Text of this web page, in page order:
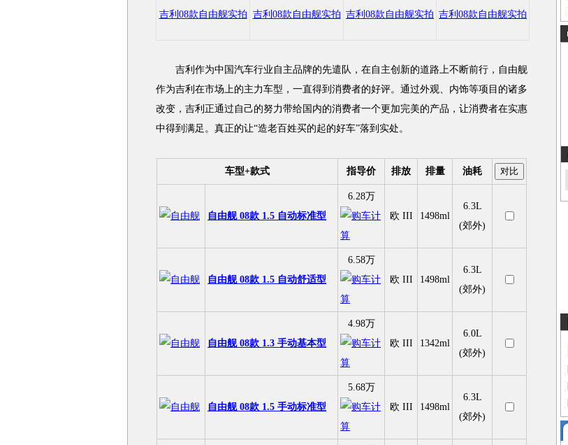
吉利08款自由舰实拍 吉利08款自由舰实拍 吉利08款自由舰实拍 吉利08款自由舰实拍
吉利作为中国汽车行业自主品牌的先遣队，在自主创新的道路上不断前行，自由舰
作为吉利在市场上的主力车型，一直得到消费者的好评。通过外观、内饰等项目的诸多
改变，吉利正通过自己的努力带给国内的消费者一个更加完美的产品，让消费者在实惠
中得到满足。真正的让“造老百姓买的起的好车”落到实处。
车型+款式 指导价 排放 排量 油耗
自由舰 08款 1.5 自动标准型
6.28万
欧 III
1498ml
6.3L
(郊外)
自由舰 08款 1.5 自动舒适型
6.58万
欧 III
1498ml
6.3L
(郊外)
自由舰 08款 1.3 手动基本型
4.98万
欧 III
1342ml
6.0L
(郊外)
自由舰 08款 1.5 手动标准型
5.68万
欧 III
1498ml
6.3L
(郊外)